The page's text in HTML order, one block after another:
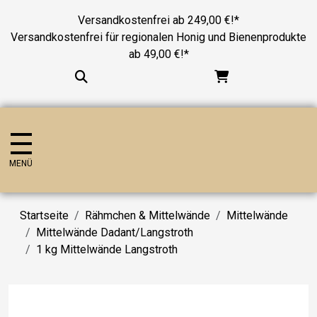
Versandkostenfrei ab 249,00 €!*
Versandkostenfrei für regionalen Honig und Bienenprodukte
ab 49,00 €!*
MENÜ
Startseite Rähmchen & Mittelwände
Mittelwände
Mittelwände Dadant/Langstroth
1 kg Mittelwände Langstroth